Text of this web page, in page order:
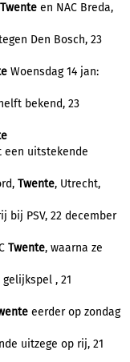
Twente en NAC Breda,
Den Bosch, 23
Woensdag 14 jan:
bekend, 23
een uitstekende
Twente, Utrecht,
bij PSV, 22 december
Twente, waarna ze
, 21
eerder op zondag
uitzege op rij, 21